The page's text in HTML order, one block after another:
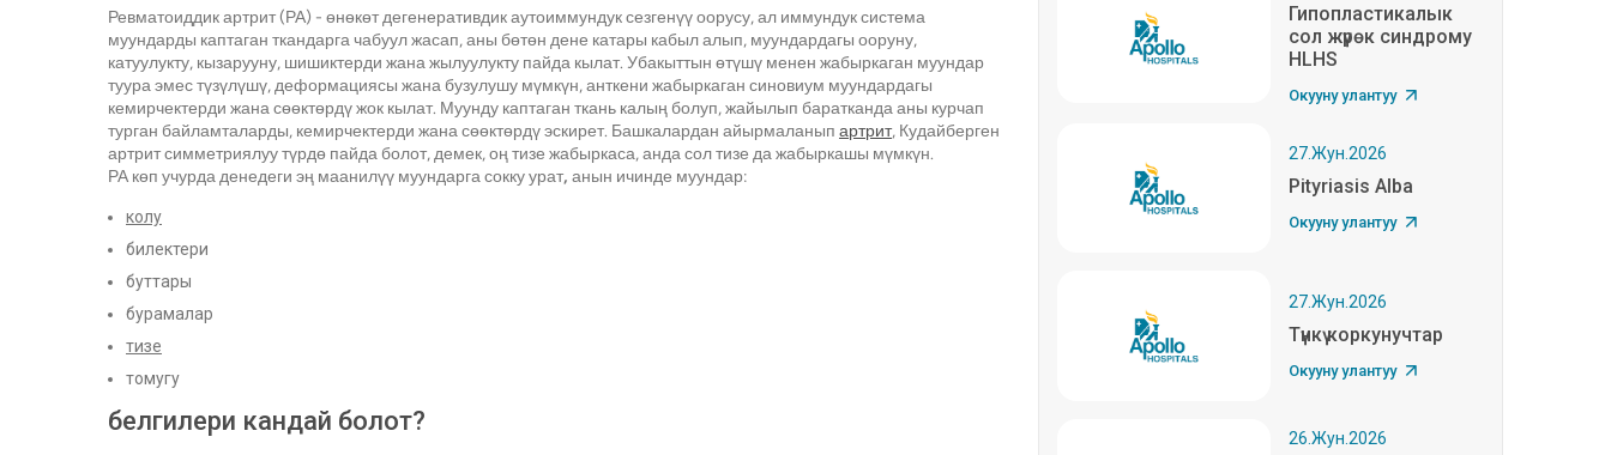
Ревматоиддик артрит (РА) - өнөкөт дегенеративдик аутоиммундук сезгенүү оорусу, ал иммундук система
муундарды каптаган ткандарга чабуул жасап, аны бөтөн дене катары кабыл алып, муундардагы ооруну,
катуулукту, кызарууну, шишиктерди жана жылуулукту пайда кылат. Убакыттын өтүшү менен жабыркаган муундар
туура эмес түзүлүшү, деформациясы жана бузулушу мүмкүн, анткени жабыркаган синовиум муундардагы
кемирчектерди жана сөөктөрдү жок кылат. Муунду каптаган ткань калың болуп, жайылып баратканда аны курчап
турган байламталарды, кемирчектерди жана сөөктөрдү эскирет. Башкалардан айырмаланып артрит, Кудайберген
артрит симметриялуу түрдө пайда болот, демек, оң тизе жабыркаса, анда сол тизе да жабыркашы мүмкүн.
РА көп учурда денедеги эң маанилүү муундарга сокку урат, анын ичинде муундар:
колу
билектери
буттары
бурамалар
тизе
томугу
белгилери кандай болот?
Гипопластикалык
сол жүрөк синдрому
HLHS
Окууну улантуу
27.Жун.2026
Pityriasis Alba
Окууну улантуу
27.Жун.2026
Түнкү коркунучтар
Окууну улантуу
26.Жун.2026